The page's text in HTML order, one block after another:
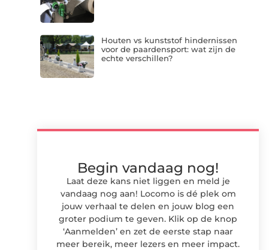
Houten vs kunststof hindernissen
voor de paardensport: wat zijn de
echte verschillen?
Begin vandaag nog!
Laat deze kans niet liggen en meld je
vandaag nog aan! Locomo is dé plek om
jouw verhaal te delen en jouw blog een
groter podium te geven. Klik op de knop
‘Aanmelden’ en zet de eerste stap naar
meer bereik, meer lezers en meer impact.